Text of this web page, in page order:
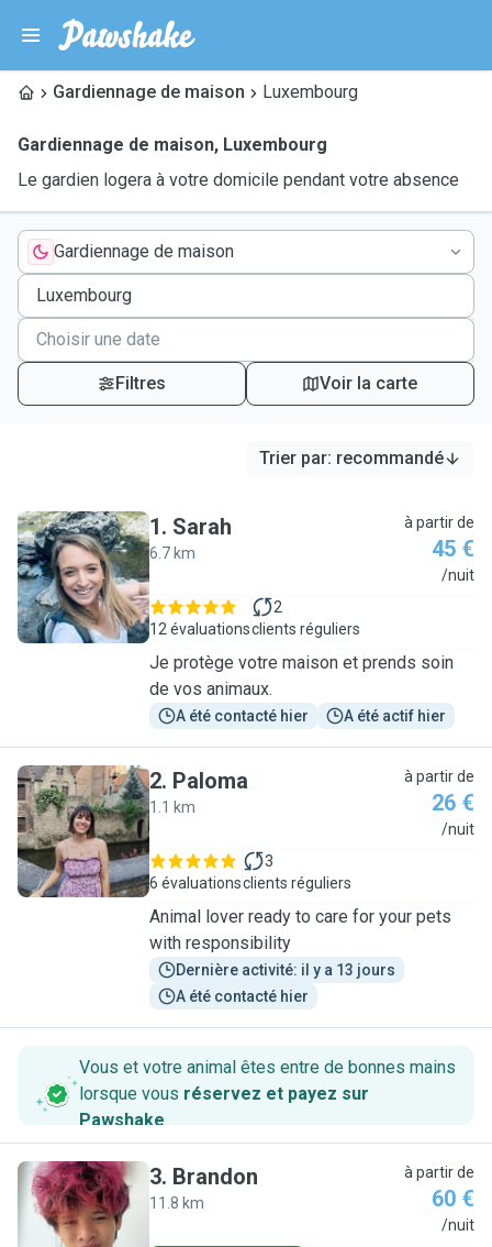
Gardiennage de maison Luxembourg
Gardiennage de maison, Luxembourg
Le gardien logera à votre domicile pendant votre absence
Gardiennage de maison
Filtres Voir la carte
Trier par: recommandé
S
1. Sarah
6.7 km
à partir de
45 €
/nuit
12 évaluations
2
clients réguliers
Je protège votre maison et prends soin
de vos animaux.
A été contacté hier A été actif hier
P
2. Paloma
1.1 km
à partir de
26 €
/nuit
6 évaluations
3
clients réguliers
Animal lover ready to care for your pets
with responsibility
Dernière activité: il y a 13 jours
A été contacté hier
Vous et votre animal êtes entre de bonnes mains
lorsque vous réservez et payez sur
Pawshake.
B
3. Brandon
11.8 km
à partir de
60 €
/nuit